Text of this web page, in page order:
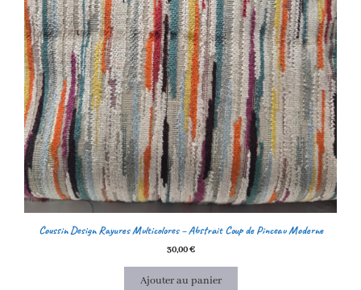
Coussin Design Rayures Multicolores – Abstrait Coup de Pinceau Moderne
30,00€
Ajouter au panier